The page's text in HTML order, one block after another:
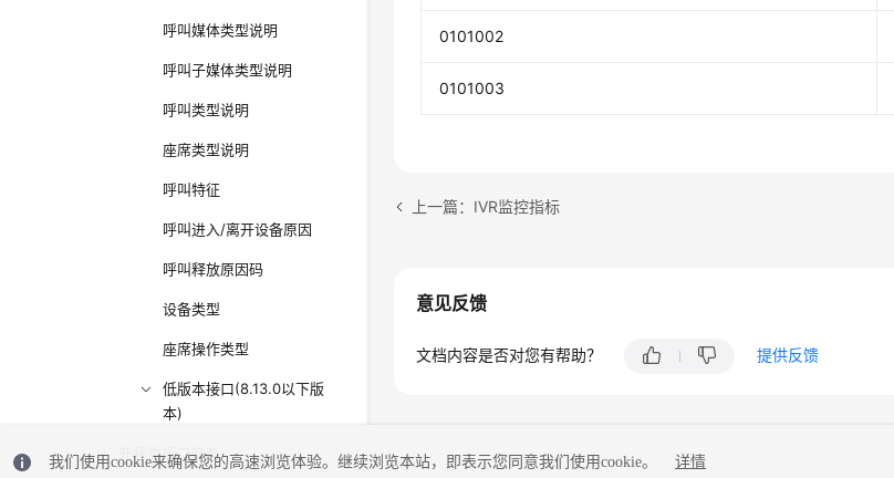
呼叫媒体类型说明
呼叫子媒体类型说明
呼叫类型说明
座席类型说明
呼叫特征
呼叫进入/离开设备原因
呼叫释放原因码
设备类型
座席操作类型
低版本接口(8.13.0以下版
本)
外呼类接口参考
0101002
0101003
上一篇：IVR监控指标
意见反馈
文档内容是否对您有帮助？ 提供反馈
我们使用cookie来确保您的高速浏览体验。继续浏览本站，即表示您同意我们使用cookie。 详情